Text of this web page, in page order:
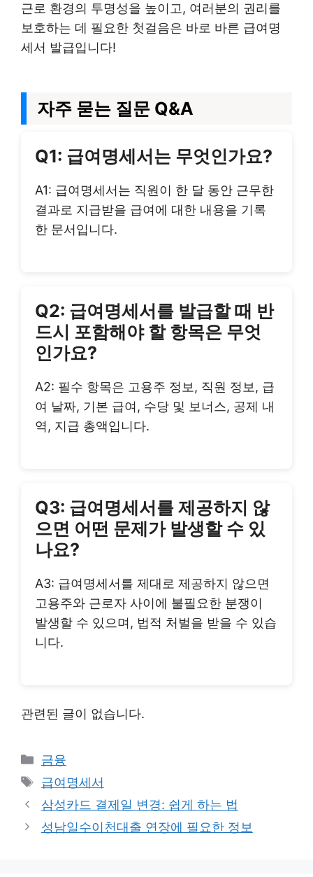
근로 환경의 투명성을 높이고, 여러분의 권리를
보호하는 데 필요한 첫걸음은 바로 바른 급여명
세서 발급입니다!
자주 묻는 질문 Q&A
Q1: 급여명세서는 무엇인가요?
A1: 급여명세서는 직원이 한 달 동안 근무한
결과로 지급받을 급여에 대한 내용을 기록
한 문서입니다.
Q2: 급여명세서를 발급할 때 반
드시 포함해야 할 항목은 무엇
인가요?
A2: 필수 항목은 고용주 정보, 직원 정보, 급
여 날짜, 기본 급여, 수당 및 보너스, 공제 내
역, 지급 총액입니다.
Q3: 급여명세서를 제공하지 않
으면 어떤 문제가 발생할 수 있
나요?
A3: 급여명세서를 제대로 제공하지 않으면
고용주와 근로자 사이에 불필요한 분쟁이
발생할 수 있으며, 법적 처벌을 받을 수 있습
니다.
관련된 글이 없습니다.
Categories
금융
Tags
급여명세서
삼성카드 결제일 변경: 쉽게 하는 법
성남일수이천대출 연장에 필요한 정보